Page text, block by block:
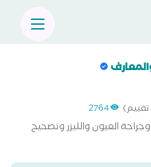
2764
العيون والليزر وتصحيح